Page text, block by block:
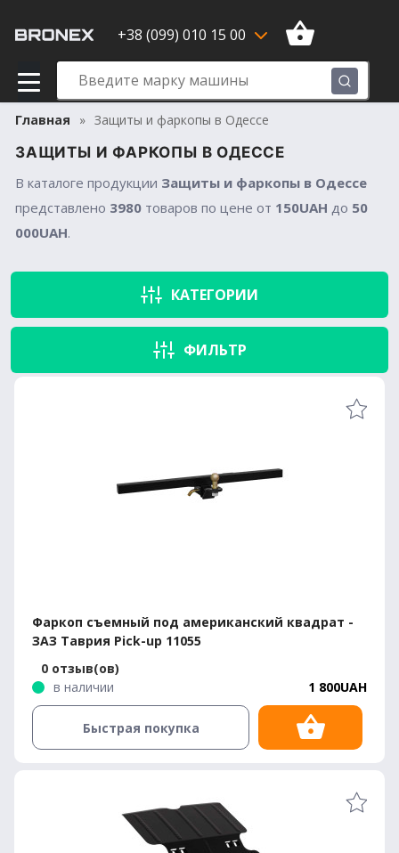
+38 (099) 010 15 00
Главная Защиты и фаркопы в Одессе
ЗАЩИТЫ И ФАРКОПЫ В ОДЕССЕ
В каталоге продукции Защиты и фаркопы в Одессе
представлено 3980 товаров по цене от 150UAH до 50
000UAH.
КАТЕГОРИИ
ФИЛЬТР
Фаркоп съемный под американский квадрат -
ЗАЗ Таврия Pick-up 11055
0 отзыв(ов)
в наличии
1 800UAH
Быстрая покупка